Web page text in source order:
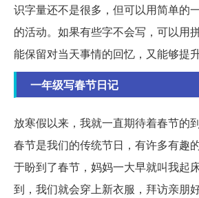
识字量还不是很多，但可以用简单的
的活动。如果有些字不会写，可以用
能保留对当天事情的回忆，又能够提
一年级写春节日记
放寒假以来，我就一直期待着春节的
春节是我们的传统节日，有许多有趣
于盼到了春节，妈妈一大早就叫我起
到，我们就会穿上新衣服，拜访亲朋